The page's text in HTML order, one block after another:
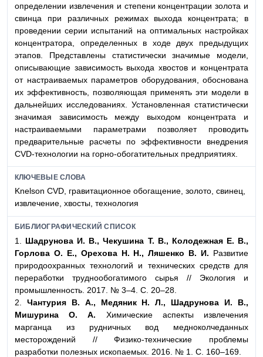
определении извлечения и степени концентрации золота и
свинца при различных режимах выхода концентрата; в
проведении серии испытаний на оптимальных настройках
концентратора, определенных в ходе двух предыдущих
этапов. Представлены статистически значимые модели,
описывающие зависимость выхода хвостов и концентрата
от настраиваемых параметров оборудования, обоснована
их эффективность, позволяющая применять эти модели в
дальнейших исследованиях. Установленная статистически
значимая зависимость между выходом концентрата и
настраиваемыми параметрами позволяет проводить
предварительные расчеты по эффективности внедрения
CVD-технологии на горно-обогатительных предприятиях.
КЛЮЧЕВЫЕ СЛОВА
Knelson CVD, гравитационное обогащение, золото, свинец,
извлечение, хвосты, технология
БИБЛИОГРАФИЧЕСКИЙ СПИСОК
1. Шадрунова И. В., Чекушина Т. В., Колодежная Е. В.,
Горлова О. Е., Орехова Н. Н., Ляшенко В. И. Развитие
природоохранных технологий и технических средств для
переработки труднообогатимого сырья // Экология и
промышленность. 2017. № 3–4. С. 20–28.
2. Чантурия В. А., Медяник Н. Л., Шадрунова И. В.,
Мишурина О. А. Химические аспекты извлечения
марганца из рудничных вод медноколчеданных
месторождений // Физико-технические проблемы
разработки полезных ископаемых. 2016. № 1. С. 160–169.